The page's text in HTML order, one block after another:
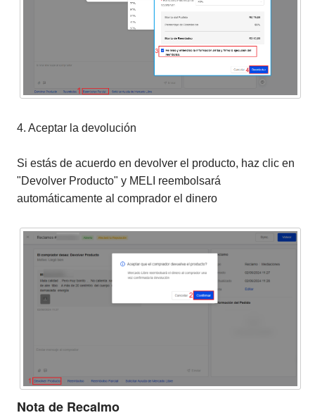
4. Aceptar la devolución
Si estás de acuerdo en devolver el producto, haz clic en
"Devolver Producto" y MELI reembolsará
automáticamente al comprador el dinero
Nota de Recalmo